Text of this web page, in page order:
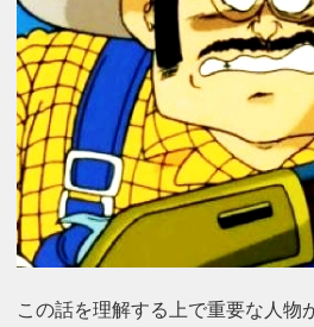
この話を理解する上で重要な人物